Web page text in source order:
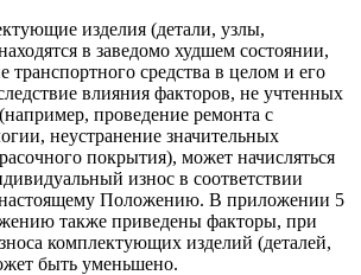
изделия (детали, узлы,
в заведомо худшем состоянии,
транспортного средства в целом и его
влияния факторов, не учтенных
проведение ремонта с
неустранение значительных
покрытия), может начисляться
износ в соответствии
Положению. В приложении 5
также приведены факторы, при
комплектующих изделий (деталей,
быть уменьшено.